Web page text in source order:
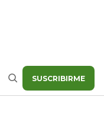
Buscar SUSCRIBIRME